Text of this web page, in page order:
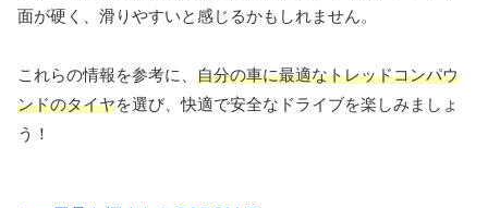
面が硬く、滑りやすいと感じるかもしれません。
これらの情報を参考に、 自分の車に最適なトレッドコンパウ
ンドのタイヤを選び、快適で安全なドライブを楽しみましょ
う！